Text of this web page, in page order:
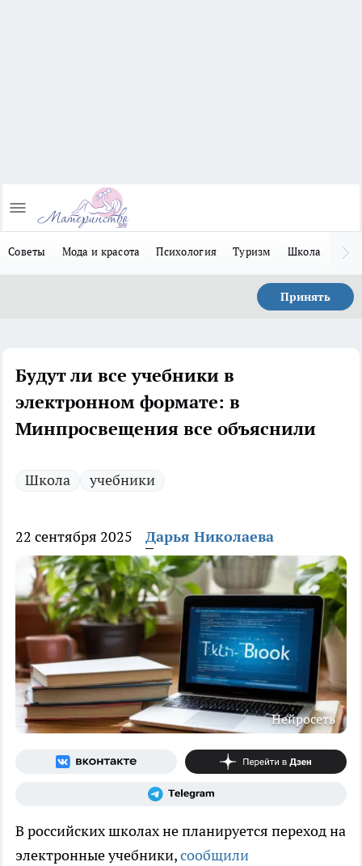
Советы Мода и красота Психология Туризм Школа
Принять
Будут ли все учебники в
электронном формате: в
Минпросвещения все объяснили
Школа учебники
22 сентября 2025 Дарья Николаева
Нейросеть
В российских школах не планируется переход на
электронные учебники,сообщили